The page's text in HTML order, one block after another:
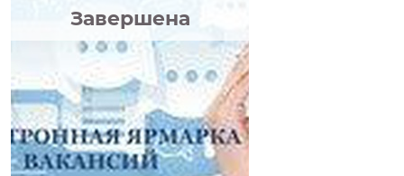
учащейся молодежи и других категорий
неработающих граждан. Цель электронной
ярмарки вакансий – содействие нанимателям в
подборе работников на вакантные рабочие места
путём дистанционного контакта между
нанимателем и соискателем. Соискатели получат
возможность ознакомиться с имеющимися
вакансиями, задать нанимателям интересующие
Завершена